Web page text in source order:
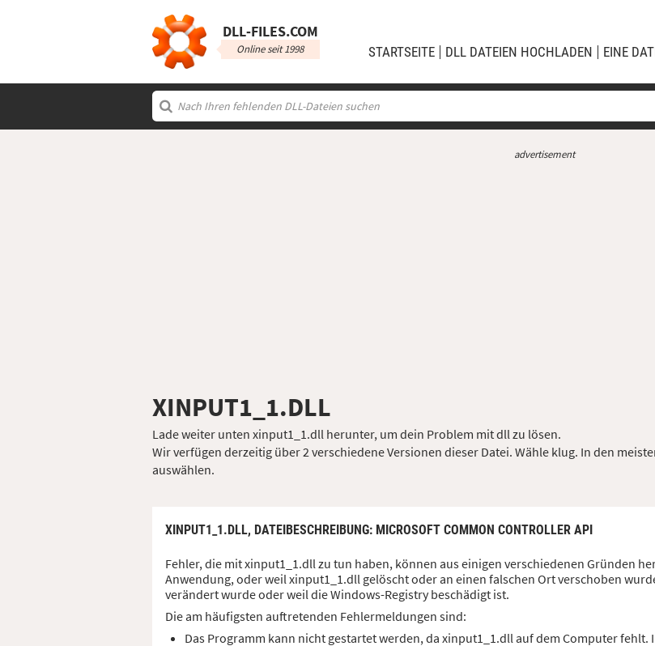
DLL‑FILES.COM
Online seit 1998 STARTSEITE DLL DATEIEN HOCHLADEN EINE
advertisement
XINPUT1_1.DLL
Lade weiter unten xinput1_1.dll herunter, um dein Problem mit dll zu lösen.
Wir verfügen derzeitig über 2 verschiedene Versionen dieser Datei. Wähle klug. In den
auswählen.
XINPUT1_1.DLL, DATEIBESCHREIBUNG: MICROSOFT COMMON CONTROLLER API
Fehler, die mit xinput1_1.dll zu tun haben, können aus einigen verschiedenen Gründen
Anwendung, oder weil xinput1_1.dll gelöscht oder an einen falschen Ort verschoben
verändert wurde oder weil die Windows-Registry beschädigt ist.
Die am häufigsten auftretenden Fehlermeldungen sind:
Das Programm kann nicht gestartet werden, da xinput1_1.dll auf dem Computer